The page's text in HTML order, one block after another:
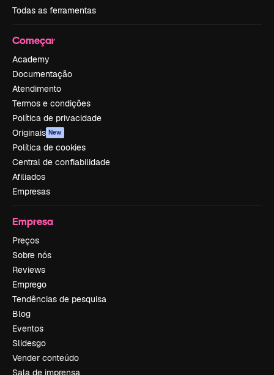
Todas as ferramentas
Começar
Academy
Documentação
Atendimento
Termos e condições
Política de privacidade
Originais New
Política de cookies
Central de confiabilidade
Afiliados
Empresas
Empresa
Preços
Sobre nós
Reviews
Emprego
Tendências de pesquisa
Blog
Eventos
Slidesgo
Vender conteúdo
Sala de imprensa